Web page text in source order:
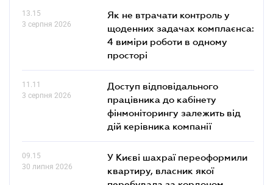
13.15
3 серпня 2026
Як не втрачати контроль у
щоденних задачах комплаєнса:
4 виміри роботи в одному
просторі
11.11
3 серпня 2026
Доступ відповідального
працівника до кабінету
фінмоніторингу залежить від
дій керівника компанії
09.15
30 липня 2026
У Києві шахраї переоформили
квартиру, власник якої